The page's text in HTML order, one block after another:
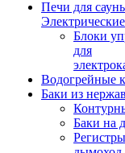
Печи для
Электрические
Блоки
для
Водогрейные
Баки из
Баки на